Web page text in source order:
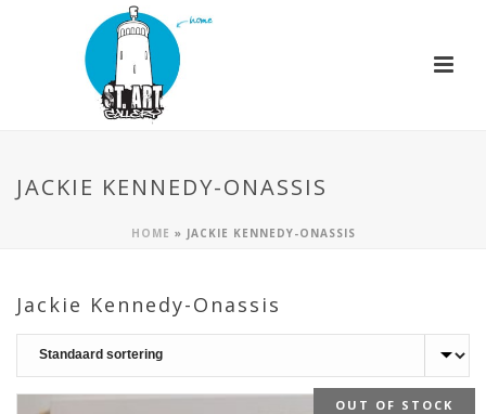
JACKIE KENNEDY-ONASSIS
HOME » JACKIE KENNEDY-ONASSIS
Jackie Kennedy-Onassis
OUT OF STOCK